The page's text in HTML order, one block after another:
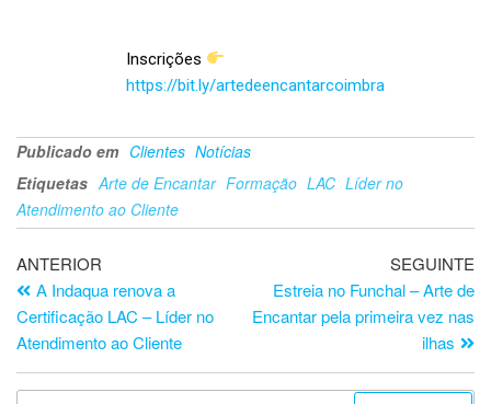
Inscrições
https://bit.ly/artedeencantarcoimbra
Publicado em Clientes Notícias
Etiquetas Arte de Encantar Formação LAC Líder no
Atendimento ao Cliente
ANTERIOR
A Indaqua renova a
Certificação LAC – Líder no
Atendimento ao Cliente
SEGUINTE
Estreia no Funchal – Arte de
Encantar pela primeira vez nas
ilhas